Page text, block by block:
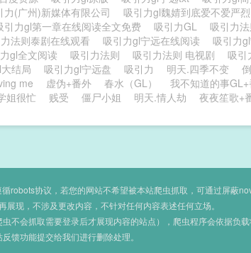
力(广州)新媒体有限公司 吸引力gl魏婧到底爱不爱严烈
引力gl第一章在线阅读全文免费 吸引力GL 吸引力
法则泰剧在线观看 吸引力gl宁远在线阅读 吸引力
gl全文阅读 吸引力法则 吸引力法则 电视剧 吸引
结局 吸引力gl宁远盘 吸引力 明天.四季不变
me 虚伪+番外 春水（GL） 我不知道的事
姐很忙 贱受 僵尸小姐 明天.情人劫 夜夜笙歌+
协议，若您的网站不希望被本站爬虫抓取，可通过屏蔽
现，不涉及更改内容，不针对任何内容表述任何立场。
会抓取需要登录后才展现内容的站点），爬虫程序会依据负载
馈功能提交给我们进行删除处理。